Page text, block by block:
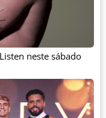
neste sábado